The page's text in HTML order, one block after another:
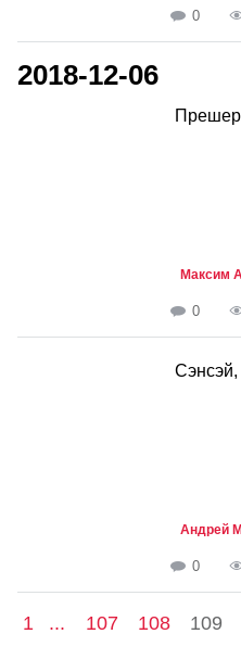
0
2018-12-06
Максим
0
Андрей
0
1 ... 107 108 109